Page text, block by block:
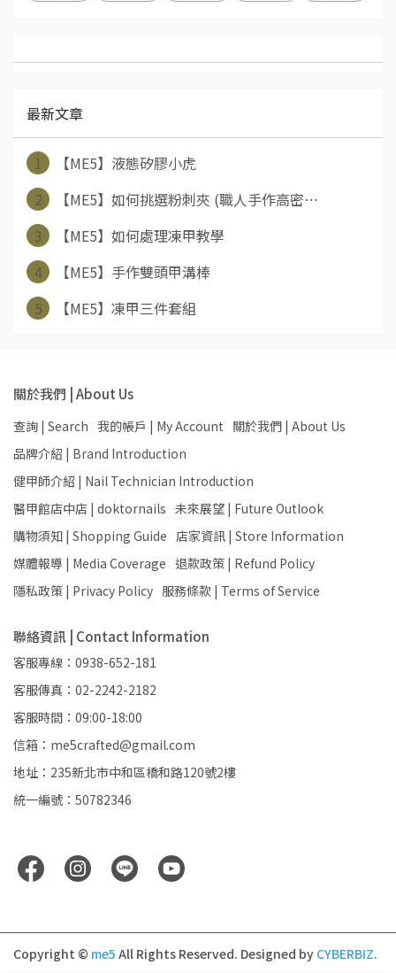
最新文章
1
【ME5】液態矽膠小虎
2
【ME5】如何挑選粉刺夾 (職人手作高密⋯
3
【ME5】如何處理凍甲教學
4
【ME5】手作雙頭甲溝棒
5
【ME5】凍甲三件套組
關於我們 | About Us
查詢 | Search 我的帳戶 | My Account 關於我們 | About Us
品牌介紹 | Brand Introduction
健甲師介紹 | Nail Technician Introduction
醫甲館店中店 | doktornails 未來展望 | Future Outlook
購物須知 | Shopping Guide 店家資訊 | Store Information
媒體報導 | Media Coverage 退款政策 | Refund Policy
隱私政策 | Privacy Policy 服務條款 | Terms of Service
聯絡資訊 | Contact Information
客服專線：0938-652-181
客服傳真：02-2242-2182
客服時間：09:00-18:00
信箱：me5crafted@gmail.com
地址：235新北市中和區橋和路120號2樓
統一編號：50782346
Copyright © me5 All Rights Reserved. Designed by CYBERBIZ.